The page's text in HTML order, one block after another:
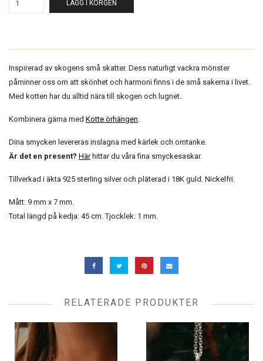
LÄGG I KORGEN
Inspirerad av skogens små skatter. Dess naturligt vackra mönster
påminner oss om att skönhet och harmoni finns i de små sakerna i livet.
Med kotten har du alltid nära till skogen och lugnet.
Kombinera gärna med Kotte örhängen.
Dina smycken levereras inslagna med kärlek och omtanke.
Är det en present? Här hittar du våra fina smyckesaskar.
Tillverkad i äkta 925 sterling silver och pläterad i 18K guld. Nickelfri.
Mått: 9 mm x 7 mm.
Total längd på kedja: 45 cm. Tjocklek: 1 mm.
RELATERADE PRODUKTER